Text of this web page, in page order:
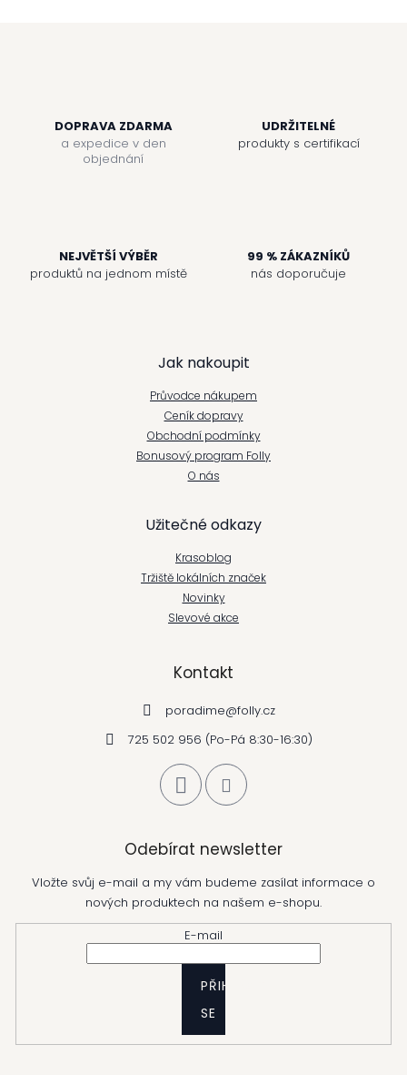
DOPRAVA ZDARMA
a expedice v den
objednání
UDRŽITELNÉ
produkty s certifikací
NEJVĚTŠÍ VÝBĚR
produktů na jednom místě
99 % ZÁKAZNÍKŮ
nás doporučuje
Jak nakoupit
Průvodce nákupem
Ceník dopravy
Obchodní podmínky
Bonusový program Folly
O nás
Užitečné odkazy
Krasoblog
Tržiště lokálních značek
Novinky
Slevové akce
Kontakt
poradime@folly.cz
725 502 956 (Po-Pá 8:30-16:30)
Odebírat newsletter
Vložte svůj e-mail a my vám budeme zasílat informace o
nových produktech na našem e-shopu.
E-mail
PŘIHLÁSIT
SE